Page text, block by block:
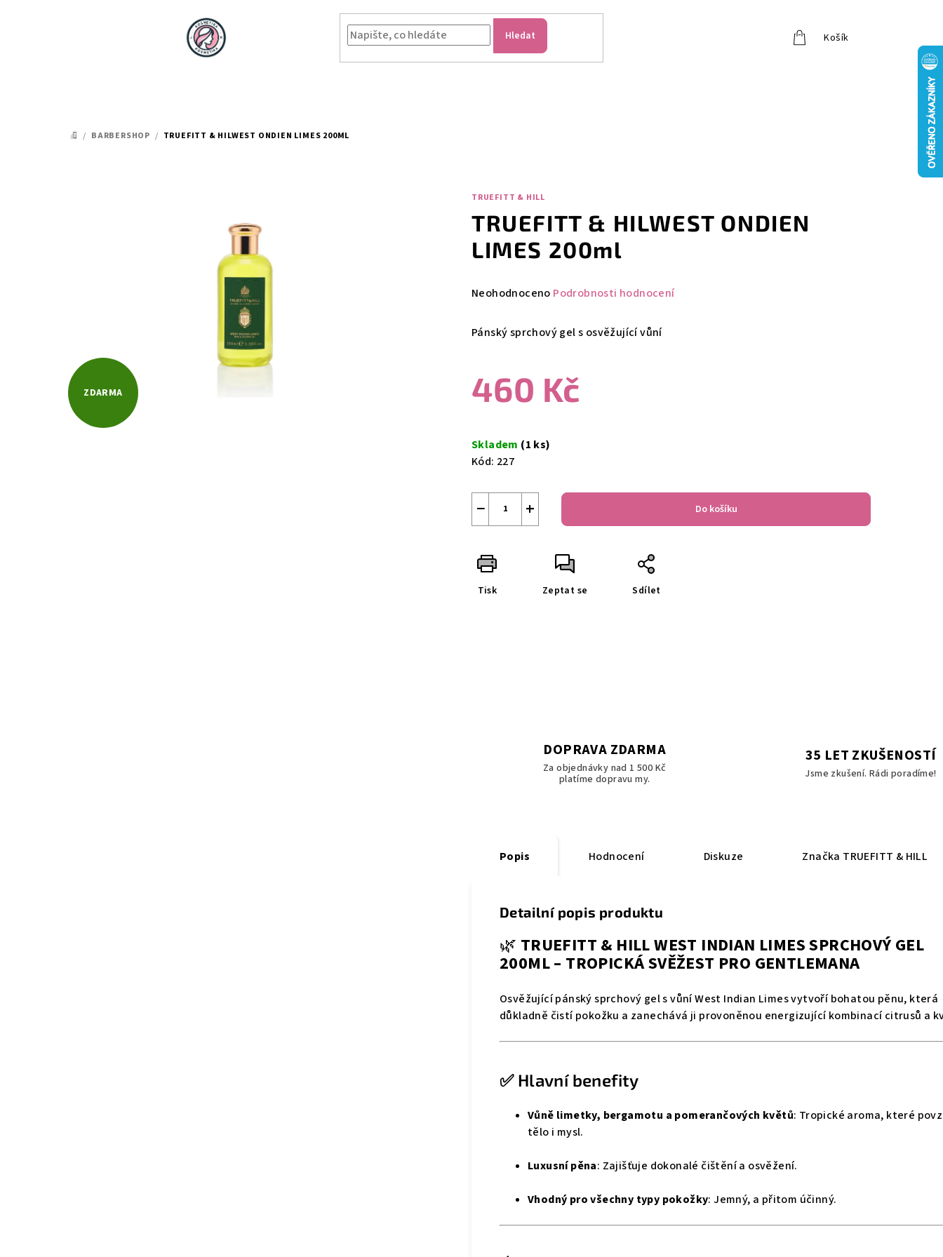
Hledat Košík
DOMŮ
/ BARBERSHOP / TRUEFITT & HILWEST ONDIEN LIMES 200ML
TRUEFITT & HILL
TRUEFITT & HILWEST ONDIEN
LIMES 200ml
Průměrné
produktu
5
Neohodnoceno Podrobnosti hodnocení
Pánský sprchový gel s osvěžující vůní
460 Kč
cena:
Skladem (1 ks)
Kód: 227
+
− Do košíku
Tisk Zeptat se Sdílet
ZDARMA
DOPRAVA ZDARMA
Za objednávky nad 1 500 Kč
platíme dopravu my.
35 LET ZKUŠENOSTÍ
Jsme zkušení. Rádi poradíme!
Popis Hodnocení Diskuze Značka TRUEFITT & HILL
Detailní popis produktu
🌿 TRUEFITT & HILL WEST INDIAN LIMES SPRCHOVÝ GEL
200ML – TROPICKÁ SVĚŽEST PRO GENTLEMANA
Osvěžující pánský sprchový gel s vůní West Indian Limes vytvoří bohatou pěnu, která
důkladně čistí pokožku a zanechává ji provoněnou energizující kombinací citrusů a
✅ Hlavní benefity
Vůně limetky, bergamotu a pomerančových květů: Tropické aroma, které
tělo i mysl.
Luxusní pěna: Zajišťuje dokonalé čištění a osvěžení.
Vhodný pro všechny typy pokožky: Jemný, a přitom účinný.